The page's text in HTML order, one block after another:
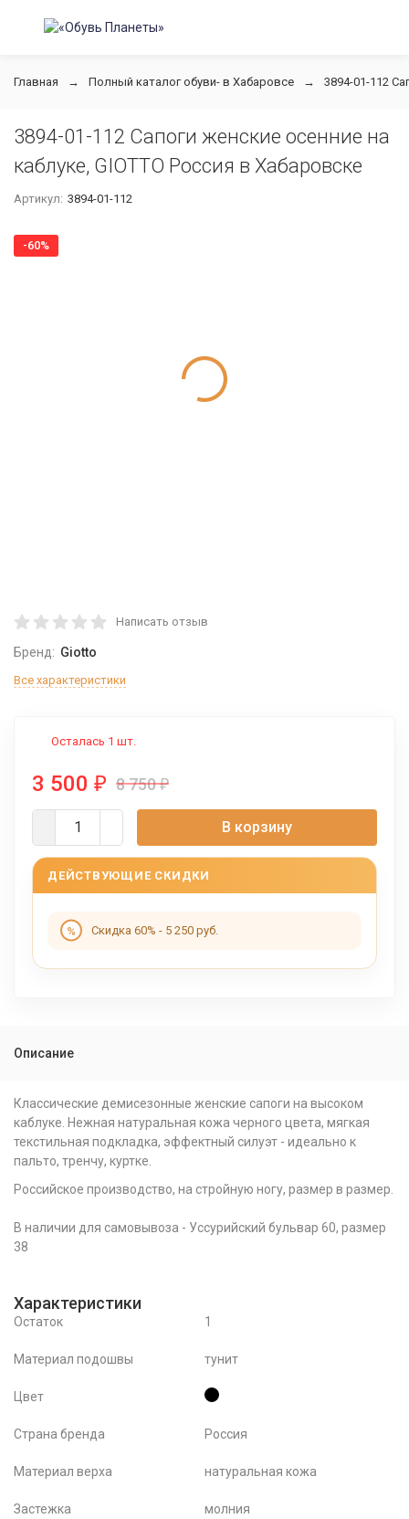
Главная Полный каталог обуви- в Хабаровсе 3894-01-112
3894-01-112 Сапоги женские осенние на
каблуке, GIOTTO Россия в Хабаровске
Артикул: 3894-01-112
-60%
Написать отзыв
Бренд: Giotto
Все характеристики
Осталась 1 шт.
3 500 ₽ 8 750₽
В корзину
ДЕЙСТВУЮЩИЕ СКИДКИ
Скидка 60% - 5 250 руб.
Описание
Классические демисезонные женские сапоги на высоком
каблуке. Нежная натуральная кожа черного цвета, мягкая
текстильная подкладка, эффектный силуэт - идеально к
пальто, тренчу, куртке.
Российское производство, на стройную ногу, размер в размер.
В наличии для самовывоза - Уссурийский бульвар 60, размер
38
Характеристики
Остаток 1
Материал подошвы тунит
Цвет
Страна бренда Россия
Материал верха натуральная кожа
Застежка молния